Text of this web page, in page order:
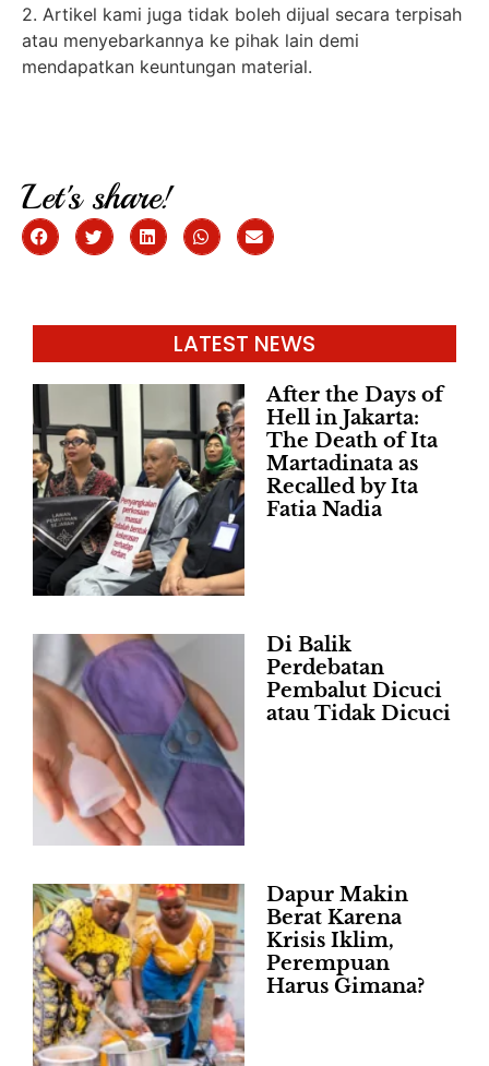
2. Artikel kami juga tidak boleh dijual secara terpisah
atau menyebarkannya ke pihak lain demi
mendapatkan keuntungan material.
Let's share!
LATEST NEWS
After the Days of
Hell in Jakarta:
The Death of Ita
Martadinata as
Recalled by Ita
Fatia Nadia
Di Balik
Perdebatan
Pembalut Dicuci
atau Tidak Dicuci
Dapur Makin
Berat Karena
Krisis Iklim,
Perempuan
Harus Gimana?